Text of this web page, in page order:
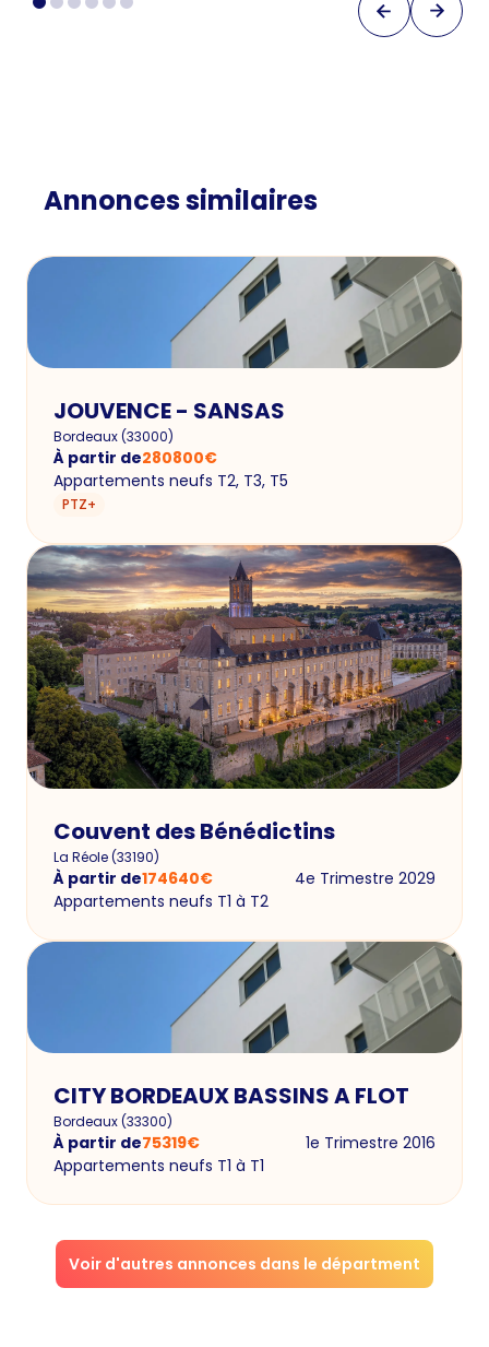
Annonces similaires
JOUVENCE - SANSAS
Bordeaux(33000)
À partir de280800€
Appartements neufs T2, T3, T5
PTZ+
Couvent des Bénédictins
La Réole(33190)
À partir de174640€
4e Trimestre 2029
Appartements neufs T1 à T2
CITY BORDEAUX BASSINS A FLOT
Bordeaux(33300)
À partir de75319€
1e Trimestre 2016
Appartements neufs T1 à T1
Voir d'autres annonces dans le départment